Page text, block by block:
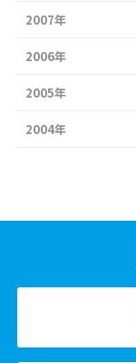
2007年
2006年
2005年
2004年